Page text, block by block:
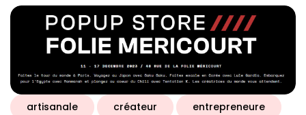
artisanale créateur entrepreneure